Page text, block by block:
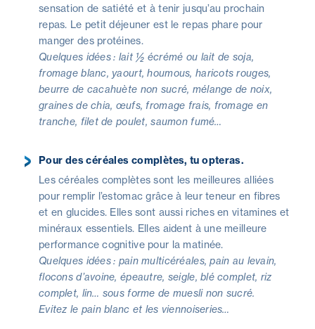
sensation de satiété et à tenir jusqu’au prochain
repas. Le petit déjeuner est le repas phare pour
manger des protéines.
Quelques idées : lait ½ écrémé ou lait de soja,
fromage blanc, yaourt, houmous, haricots rouges,
beurre de cacahuète non sucré, mélange de noix,
graines de chia, œufs, fromage frais, fromage en
tranche, filet de poulet, saumon fumé…
Pour des céréales complètes, tu opteras.
Les céréales complètes sont les meilleures alliées
pour remplir l’estomac grâce à leur teneur en fibres
et en glucides. Elles sont aussi riches en vitamines et
minéraux essentiels. Elles aident à une meilleure
performance cognitive pour la matinée.
Quelques idées : pain multicéréales, pain au levain,
flocons d’avoine, épeautre, seigle, blé complet, riz
complet, lin… sous forme de muesli non sucré.
Evitez le pain blanc et les viennoiseries…